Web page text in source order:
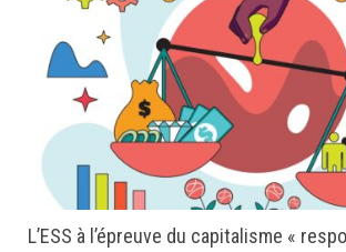
L’ESS à l’épreuve du capitalisme «